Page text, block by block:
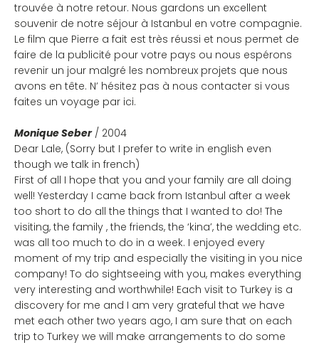
trouvée à notre retour. Nous gardons un excellent
souvenir de notre séjour à Istanbul en votre compagnie.
Le film que Pierre a fait est très réussi et nous permet de
faire de la publicité pour votre pays ou nous espérons
revenir un jour malgré les nombreux projets que nous
avons en tête. N’ hésitez pas à nous contacter si vous
faites un voyage par ici.
Monique Seber/ 2004
Dear Lale, (Sorry but I prefer to write in english even
though we talk in french)
First of all I hope that you and your family are all doing
well! Yesterday I came back from Istanbul after a week
too short to do all the things that I wanted to do! The
visiting, the family , the friends, the ‘kina’, the wedding etc.
was all too much to do in a week. I enjoyed every
moment of my trip and especially the visiting in you nice
company! To do sightseeing with you, makes everything
very interesting and worthwhile! Each visit to Turkey is a
discovery for me and I am very grateful that we have
met each other two years ago, I am sure that on each
trip to Turkey we will make arrangements to do some